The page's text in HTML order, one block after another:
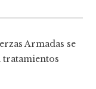
Armadas se
tratamientos